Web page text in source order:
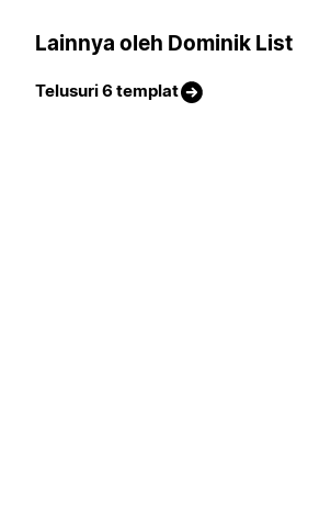
Lainnya oleh Dominik List
Telusuri 6 templat